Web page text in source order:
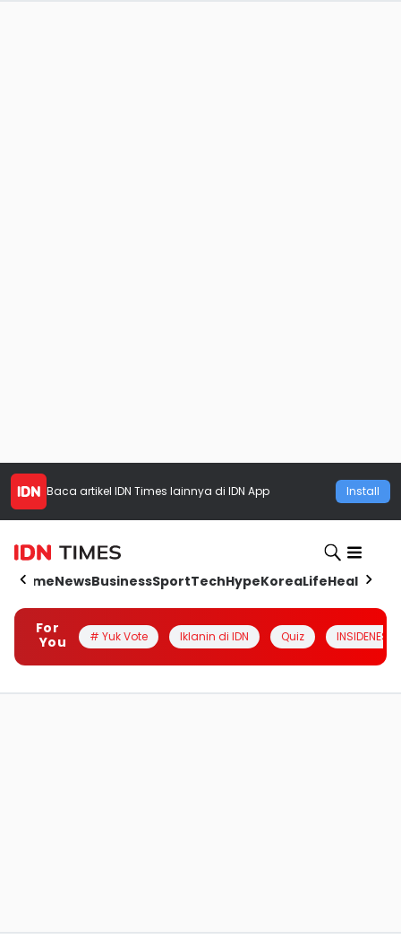
Baca artikel IDN Times lainnya di IDN App Install
HomeNewsBusinessSportTechHypeKoreaLifeHealth
For
You
# Yuk Vote Iklanin di IDN Quiz INSIDENESIA